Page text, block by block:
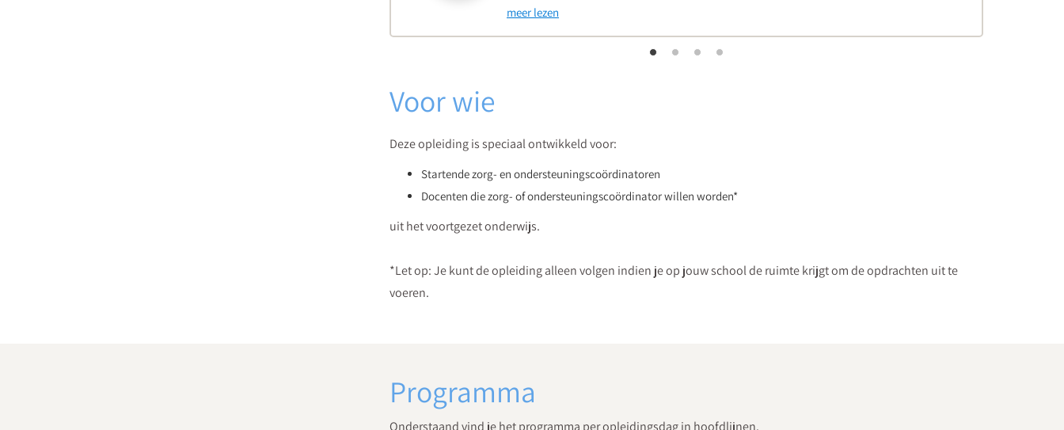
meer lezen
Voor wie
Deze opleiding is speciaal ontwikkeld voor:
Startende zorg- en ondersteuningscoördinatoren
Docenten die zorg- of ondersteuningscoördinator willen worden*
uit het voortgezet onderwijs.
*Let op: Je kunt de opleiding alleen volgen indien je op jouw school de ruimte krijgt om de opdrachten uit te
voeren.
Programma
Onderstaand vind je het programma per opleidingsdag in hoofdlijnen.